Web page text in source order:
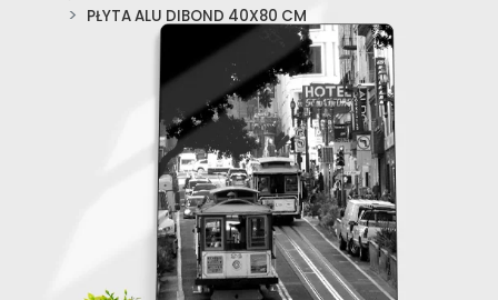
PŁYTA ALU DIBOND 40X80 CM